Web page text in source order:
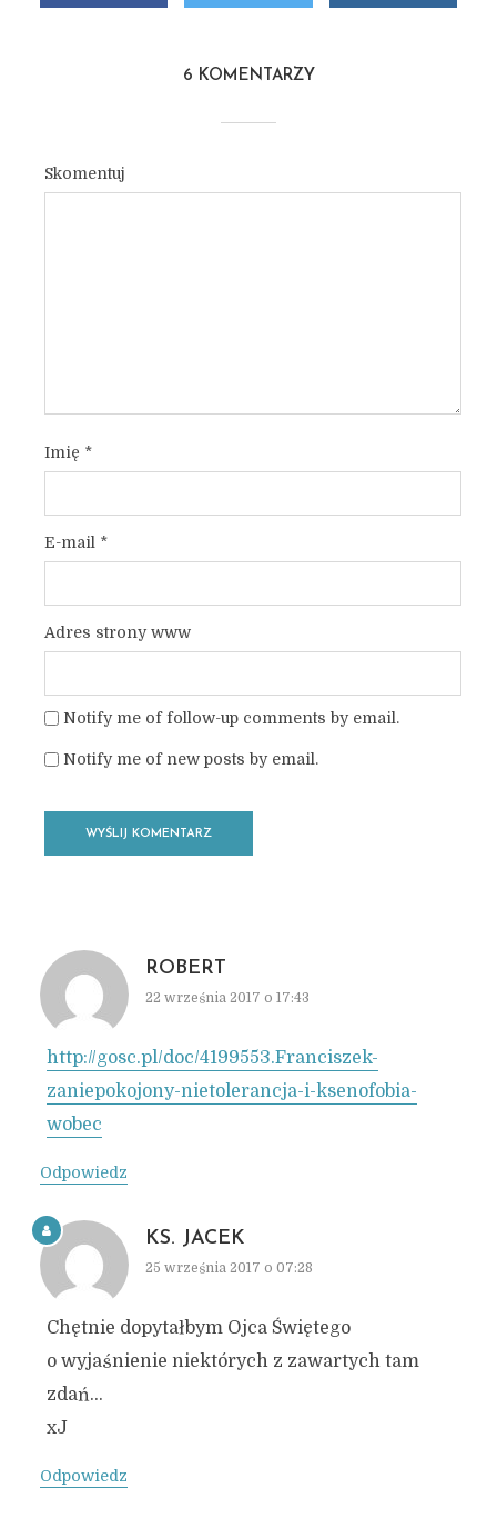
6 KOMENTARZY
Skomentuj
Imię *
E-mail *
Adres strony www
Notify me of follow-up comments by email.
Notify me of new posts by email.
ROBERT
22 września 2017 o 17:43
http://gosc.pl/doc/4199553.Franciszek-
zaniepokojony-nietolerancja-i-ksenofobia-
wobec
Odpowiedz
KS. JACEK
25 września 2017 o 07:28
Chętnie dopytałbym Ojca Świętego
o wyjaśnienie niektórych z zawartych tam
zdań…
xJ
Odpowiedz